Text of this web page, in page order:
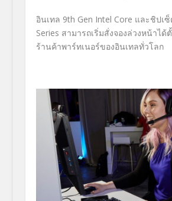
อินเทล 9th Gen Intel Core และชิปเ
Series สามารถเริ่มสั่งจองล่วงหน้าไ
ร้านค้าพาร์ทเนอร์ของอินเทลทั่วโลก